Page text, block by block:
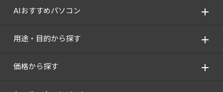
AIおすすめパソコン
用途・目的から探す
価格から探す